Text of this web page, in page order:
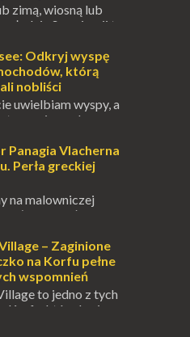
zimą, wiosną lub
Szwajcarii to
podróż do
Odkryj wyspę
którą
nobliści
uwielbiam wyspy, a
wodą
zawsze brzmi jak
Panagia Vlacherna
Perła greckiej
na malowniczej
tuż obok półwyspu
rozpoznawalnych
– Zaginione
na Korfu pełne
wspomnień
to jedno z tych
Korfu, które kryje w
historii, a przy tym